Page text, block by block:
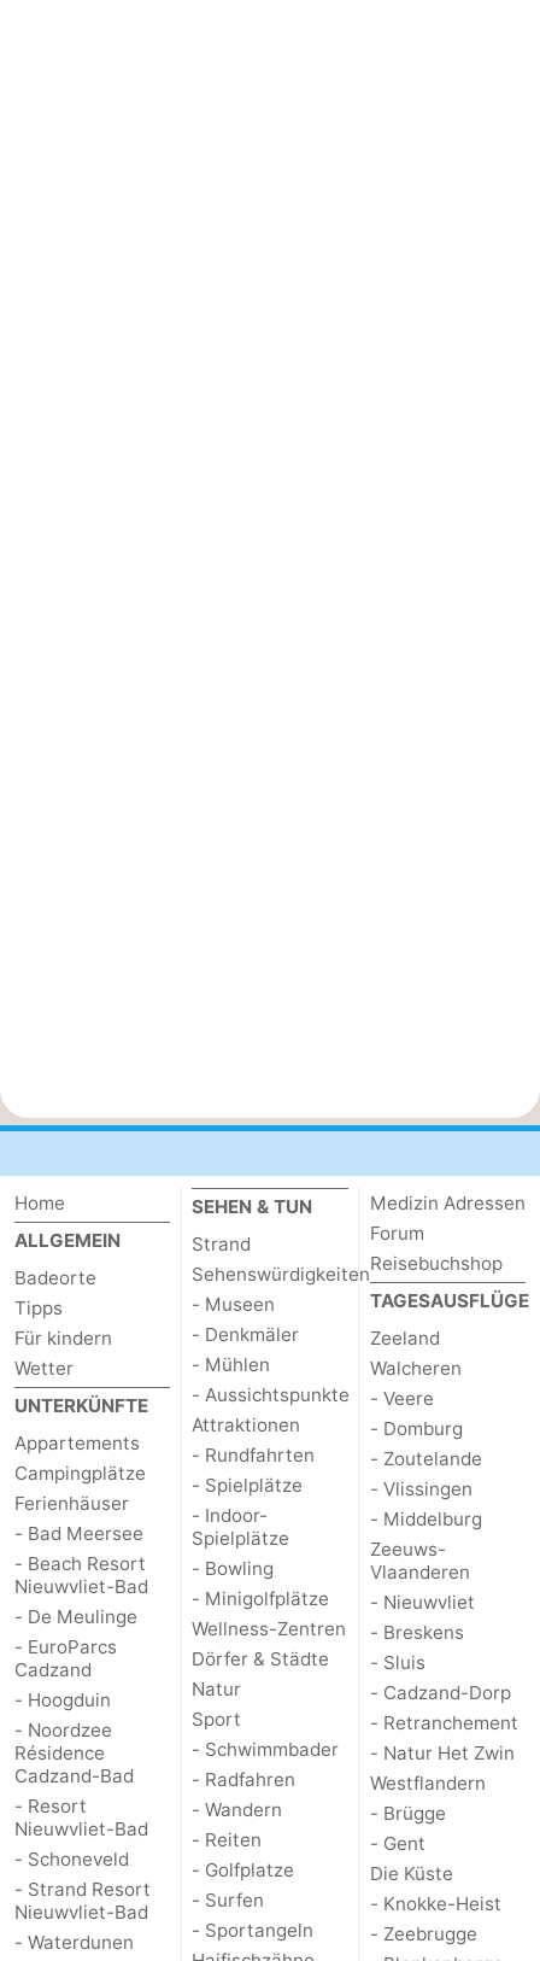
Home
ALLGEMEIN
Badeorte
Tipps
Für kindern
Wetter
UNTERKÜNFTE
Appartements
Campingplätze
Ferienhäuser
- Bad Meersee
- Beach Resort
Nieuwvliet-Bad
- De Meulinge
- EuroParcs
Cadzand
- Hoogduin
- Noordzee
Résidence
Cadzand-Bad
- Resort
Nieuwvliet-Bad
- Schoneveld
- Strand Resort
Nieuwvliet-Bad
- Waterdunen
SEHEN & TUN
Strand
Sehenswürdigkeiten
- Museen
- Denkmäler
- Mühlen
- Aussichtspunkte
Attraktionen
- Rundfahrten
- Spielplätze
- Indoor-
Spielplätze
- Bowling
- Minigolfplätze
Wellness-Zentren
Dörfer & Städte
Natur
Sport
- Schwimmbader
- Radfahren
- Wandern
- Reiten
- Golfplatze
- Surfen
- Sportangeln
Medizin Adressen
Forum
Reisebuchshop
TAGESAUSFLÜGE
Zeeland
Walcheren
- Veere
- Domburg
- Zoutelande
- Vlissingen
- Middelburg
Zeeuws-
Vlaanderen
- Nieuwvliet
- Breskens
- Sluis
- Cadzand-Dorp
- Retranchement
- Natur Het Zwin
Westflandern
- Brügge
- Gent
Die Küste
- Knokke-Heist
- Zeebrugge